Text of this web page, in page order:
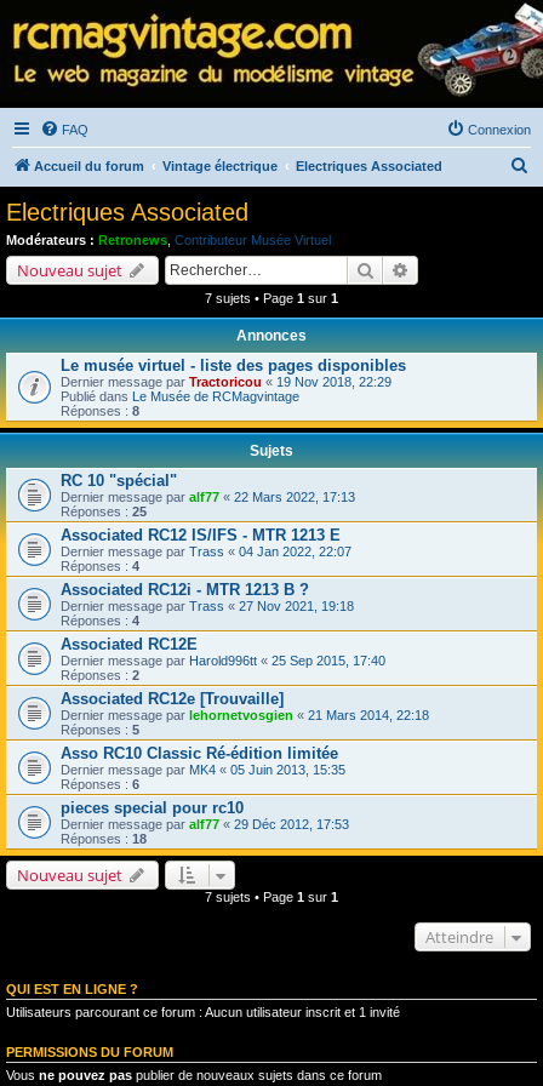
FAQ Connexion
Accueil du forum Vintage électrique Electriques Associated
r
Electriques Associated
Modérateurs : Retronews Contributeur Musée Virtuel
Nouveau sujet Rechercher
7 sujets • Page 1 sur 1
Annonces
Le musée virtuel - liste des pages disponibles
Dernier message par Tractoricou « 19 Nov 2018, 22:29
Publié dans Le Musée de RCMagvintage
Réponses : 8
Sujets
RC 10 "spécial"
Dernier message par alf77 « 22 Mars 2022, 17:13
Réponses : 25
Associated RC12 IS/IFS - MTR 1213 E
Dernier message par Trass « 04 Jan 2022, 22:07
Réponses : 4
Associated RC12i - MTR 1213 B ?
Dernier message par Trass « 27 Nov 2021, 19:18
Réponses : 4
Associated RC12E
Dernier message par Harold996tt « 25 Sep 2015, 17:40
Réponses : 2
Associated RC12e [Trouvaille]
Dernier message par lehornetvosgien « 21 Mars 2014, 22:18
Réponses : 5
Asso RC10 Classic Ré-édition limitée
Dernier message par MK4 « 05 Juin 2013, 15:35
Réponses : 6
pieces special pour rc10
Dernier message par alf77 « 29 Déc 2012, 17:53
Réponses : 18
Nouveau sujet
7 sujets • Page 1 sur 1
Atteindre
QUI EST EN LIGNE ?
Utilisateurs parcourant ce forum : Aucun utilisateur inscrit et 1 invité
PERMISSIONS DU FORUM
Vous ne pouvez pas publier de nouveaux sujets dans ce forum